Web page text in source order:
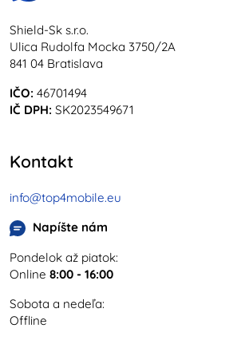
Shield-Sk s.r.o.
Ulica Rudolfa Mocka 3750/2A
841 04 Bratislava
IČO: 46701494
IČ DPH: SK2023549671
Kontakt
info@top4mobile.eu
Napíšte nám
Pondelok až piatok:
Online 8:00 - 16:00
Sobota a nedeľa:
Offline